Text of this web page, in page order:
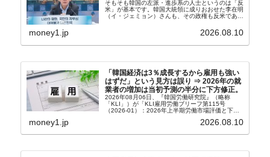
そもそも韓国の左派・進歩系の人士というのは「反
米」が基本です。韓国大統領に成りおおせた李在明
（イ・ジェミョン）さんも、その政権も反米であ
（アン・ギュベク）さんが国防部長（長官）を努め
money1.jp 2026.08.10
「韓国経済は3％成長するから雇用も強い
はずだ」という見方は誤り ⇒ 2026年の就
業者の増加は当初予測の半分に下方修正。
2026年08月06日、『韓国労働研究院』（略称
「KLI」）が「KLI雇用労働ブリーフ第115号
（2026-01）：2026年上半期労働市場評価と下半
度もご紹介していますが、政府が何よりも大...
money1.jp 2026.08.10